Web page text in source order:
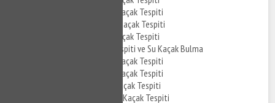
Çengelköy Mutfak Su Kaçak Tespiti
Çengelköy Tuvalet Su Kaçak Tespiti
Çengelköy Kombi Su Kaçak Tespiti
Çengelköy Su Kaçak Tespiti ve Su Kaçak Bulma
Çengelköy Cihazla Su Kaçak Tespiti
Çengelköy Akustik Su Kaçak Tespiti
Çengelköy Cihazlı Su Kaçak Tespiti
Çengelköy Noktasal Su Kaçak Tespiti